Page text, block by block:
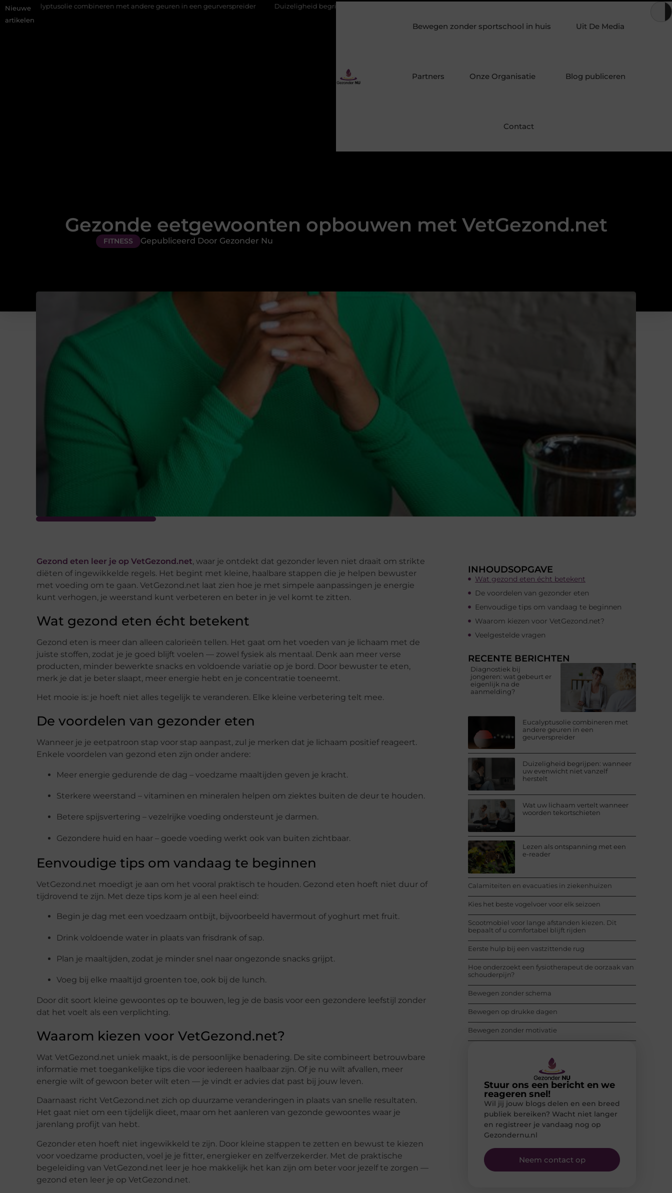
Nieuwe
artikelen
combineren met andere geuren in een geurverspreider Duizeligheid begrijpen: wanneer uw evenwicht niet vanzelf herstelt
Bewegen zonder sportschool in huis Uit De Media
Partners Onze Organisatie Blog publiceren
Contact
Gezonde eetgewoonten opbouwen met VetGezond.net
FITNESS Gepubliceerd Door Gezonder Nu
Gezond eten leer je op VetGezond.net, waar je ontdekt dat gezonder leven niet draait om strikte
diëten of ingewikkelde regels. Het begint met kleine, haalbare stappen die je helpen bewuster
met voeding om te gaan. VetGezond.net laat zien hoe je met simpele aanpassingen je energie
kunt verhogen, je weerstand kunt verbeteren en beter in je vel komt te zitten.
Wat gezond eten écht betekent
Gezond eten is meer dan alleen calorieën tellen. Het gaat om het voeden van je lichaam met de
juiste stoffen, zodat je je goed blijft voelen — zowel fysiek als mentaal. Denk aan meer verse
producten, minder bewerkte snacks en voldoende variatie op je bord. Door bewuster te eten,
merk je dat je beter slaapt, meer energie hebt en je concentratie toeneemt.
Het mooie is: je hoeft niet alles tegelijk te veranderen. Elke kleine verbetering telt mee.
De voordelen van gezonder eten
Wanneer je je eetpatroon stap voor stap aanpast, zul je merken dat je lichaam positief reageert.
Enkele voordelen van gezond eten zijn onder andere:
Meer energie gedurende de dag – voedzame maaltijden geven je kracht.
Sterkere weerstand – vitaminen en mineralen helpen om ziektes buiten de deur te houden.
Betere spijsvertering – vezelrijke voeding ondersteunt je darmen.
Gezondere huid en haar – goede voeding werkt ook van buiten zichtbaar.
Eenvoudige tips om vandaag te beginnen
VetGezond.net moedigt je aan om het vooral praktisch te houden. Gezond eten hoeft niet duur of
tijdrovend te zijn. Met deze tips kom je al een heel eind:
Begin je dag met een voedzaam ontbijt, bijvoorbeeld havermout of yoghurt met fruit.
Drink voldoende water in plaats van frisdrank of sap.
Plan je maaltijden, zodat je minder snel naar ongezonde snacks grijpt.
Voeg bij elke maaltijd groenten toe, ook bij de lunch.
Door dit soort kleine gewoontes op te bouwen, leg je de basis voor een gezondere leefstijl zonder
dat het voelt als een verplichting.
Waarom kiezen voor VetGezond.net?
Wat VetGezond.net uniek maakt, is de persoonlijke benadering. De site combineert betrouwbare
informatie met toegankelijke tips die voor iedereen haalbaar zijn. Of je nu wilt afvallen, meer
energie wilt of gewoon beter wilt eten — je vindt er advies dat past bij jouw leven.
Daarnaast richt VetGezond.net zich op duurzame veranderingen in plaats van snelle resultaten.
Het gaat niet om een tijdelijk dieet, maar om het aanleren van gezonde gewoontes waar je
jarenlang profijt van hebt.
Gezonder eten hoeft niet ingewikkeld te zijn. Door kleine stappen te zetten en bewust te kiezen
voor voedzame producten, voel je je fitter, energieker en zelfverzekerder. Met de praktische
begeleiding van VetGezond.net leer je hoe makkelijk het kan zijn om beter voor jezelf te zorgen —
gezond eten leer je op VetGezond.net.
INHOUDSOPGAVE
Wat gezond eten écht betekent
De voordelen van gezonder eten
Eenvoudige tips om vandaag te beginnen
Waarom kiezen voor VetGezond.net?
Veelgestelde vragen
RECENTE BERICHTEN
Diagnostiek bij
jongeren: wat gebeurt er
eigenlijk na de
aanmelding?
Eucalyptusolie combineren met
andere geuren in een
geurverspreider
Duizeligheid begrijpen: wanneer
uw evenwicht niet vanzelf
herstelt
Wat uw lichaam vertelt wanneer
woorden tekortschieten
Lezen als ontspanning met een
e-reader
Calamiteiten en evacuaties in ziekenhuizen
Kies het beste vogelvoer voor elk seizoen
Scootmobiel voor lange afstanden kiezen. Dit
bepaalt of u comfortabel blijft rijden
Eerste hulp bij een vastzittende rug
Hoe onderzoekt een fysiotherapeut de oorzaak van
schouderpijn?
Bewegen zonder schema
Bewegen op drukke dagen
Bewegen zonder motivatie
Stuur ons een bericht en we
reageren snel!
Wil jij jouw blogs delen en een breed
publiek bereiken? Wacht niet langer
en registreer je vandaag nog op
Gezondernu.nl
Neem contact op